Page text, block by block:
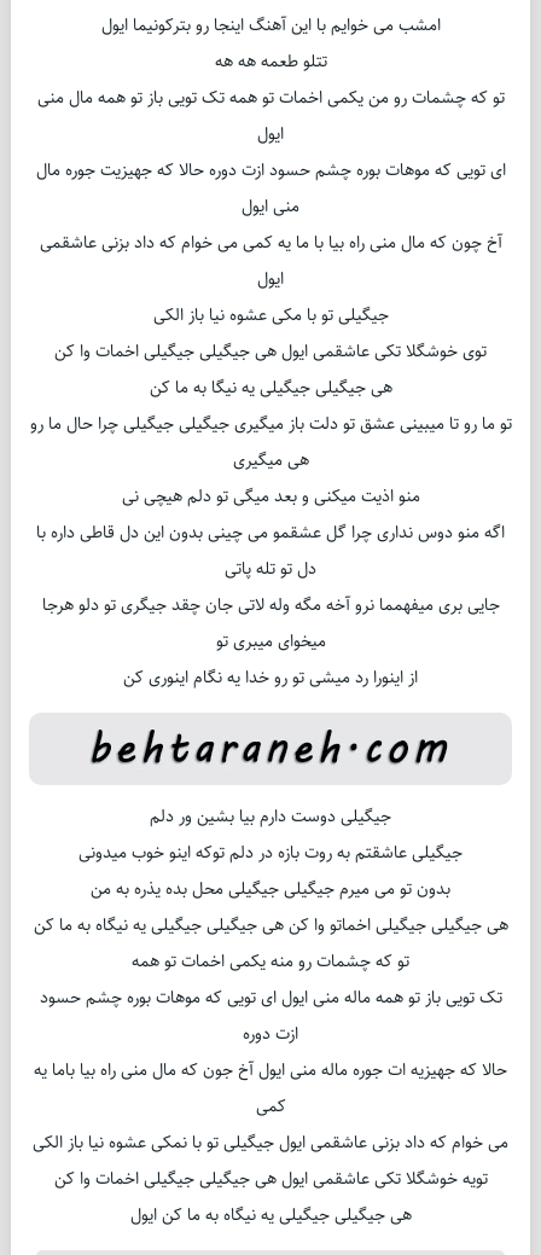
امشب می خوایم با این آهنگ اینجا رو بترکونیما ایول
تتلو طعمه هه هه
تو که چشمات رو من یکمی اخمات تو همه تک تویی باز تو همه مال منی
ایول
ای تویی که موهات بوره چشم حسود ازت دوره حالا که جهیزیت جوره مال
منی ایول
آخ چون که مال منی راه بیا با ما یه کمی می خوام که داد بزنی عاشقمی
ایول
جیگیلی تو با مکی عشوه نیا باز الکی
توی خوشگلا تکی عاشقمی ایول هی جیگیلی جیگیلی اخمات وا کن
هی جیگیلی جیگیلی یه نیگا به ما کن
تو ما رو تا میبینی عشق تو دلت باز میگیری جیگیلی جیگیلی چرا حال ما رو
هی میگیری
منو اذیت میکنی و بعد میگی تو دلم هیچی نی
اگه منو دوس نداری چرا گل عشقمو می چینی بدون این دل قاطی داره با
دل تو تله پاتی
جایی بری میفهمما نرو آخه مگه وله لاتی جان چقد جیگری تو دلو هرجا
میخوای میبری تو
از اینورا رد میشی تو رو خدا یه نگام اینوری کن
جیگیلی دوست دارم بیا بشین ور دلم
جیگیلی عاشقتم به روت بازه در دلم توکه اینو خوب میدونی
بدون تو می میرم جیگیلی جیگیلی محل بده یذره به من
هی جیگیلی جیگیلی اخماتو وا کن هی جیگیلی جیگیلی یه نیگاه به ما کن
تو که چشمات رو منه یکمی اخمات تو همه
تک تویی باز تو همه ماله منی ایول ای تویی که موهات بوره چشم حسود
ازت دوره
حالا که جهیزیه ات جوره ماله منی ایول آخ جون که مال منی راه بیا باما یه
کمی
می خوام که داد بزنی عاشقمی ایول جیگیلی تو با نمکی عشوه نیا باز الکی
تویه خوشگلا تکی عاشقمی ایول هی جیگیلی جیگیلی اخمات وا کن
هی جیگیلی جیگیلی یه نیگاه به ما کن ایول